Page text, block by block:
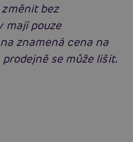
bez
mají pouze
znamená cena na
se může lišit.
Sexiomů